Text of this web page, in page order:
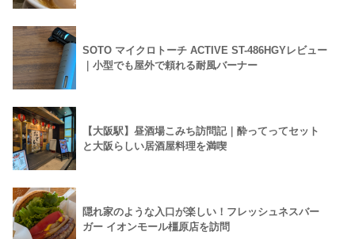
SOTO マイクロトーチ ACTIVE ST-486HGYレビュー
｜小型でも屋外で頼れる耐風バーナー
【大阪駅】昼酒場こみち訪問記｜酔ってってセット
と大阪らしい居酒屋料理を満喫
隠れ家のような入口が楽しい！フレッシュネスバー
ガー イオンモール橿原店を訪問